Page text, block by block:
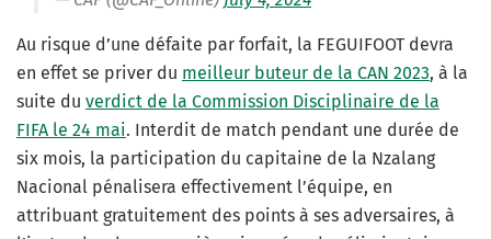
Au risque d’une défaite par forfait, la FEGUIFOOT devra
en effet se priver du meilleur buteur de la CAN 2023, à la
suite du verdict de la Commission Disciplinaire de la
FIFA le 24 mai. Interdit de match pendant une durée de
six mois, la participation du capitaine de la Nzalang
Nacional pénalisera effectivement l’équipe, en
attribuant gratuitement des points à ses adversaires, à